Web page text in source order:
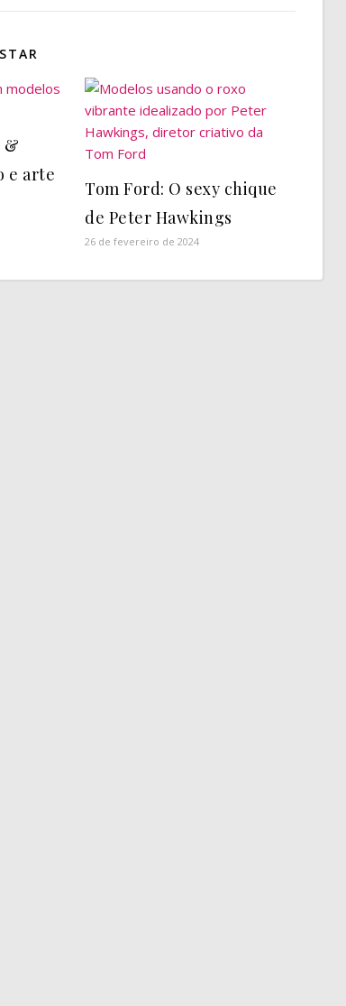
&
e arte
Tom Ford: O sexy chique
de Peter Hawkings
26 de fevereiro de 2024